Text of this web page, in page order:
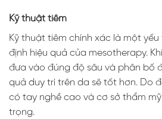
Kỹ thuật tiêm
Kỹ thuật tiêm chính xác là một
định hiệu quả của mesotherapy.
đưa vào đúng độ sâu và phân bố
quả duy trì trên da sẽ tốt hơn. Do
có tay nghề cao và cơ sở thẩm
trọng.